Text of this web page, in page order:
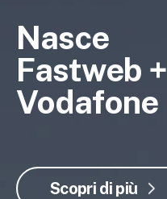
Nasce
Fastweb +
Vodafone
Scopri di più